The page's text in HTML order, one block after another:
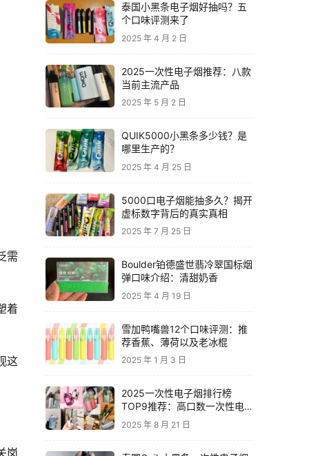
需
着
这
岗
泰国小黑条电子烟好抽吗？五
个口味评测来了
2025 年 4 月 2 日
2025一次性电子烟推荐：八款
当前主流产品
2025 年 5 月 2 日
QUIK5000小黑条多少钱？是
哪里生产的？
2025 年 4 月 25 日
5000口电子烟能抽多久？揭开
虚标数字背后的真实真相
2025 年 7 月 25 日
Boulder铂德盛世翡冷翠国标烟
弹口味介绍：清甜奶香
2025 年 4 月 19 日
雪加鸭嘴兽12个口味评测：推
荐香蕉、薄荷以及老冰棍
2025 年 1 月 3 日
2025一次性电子烟排行榜
TOP9推荐：高口数一次性电
子烟对比，性价比电子烟品牌
2025 年 8 月 21 日